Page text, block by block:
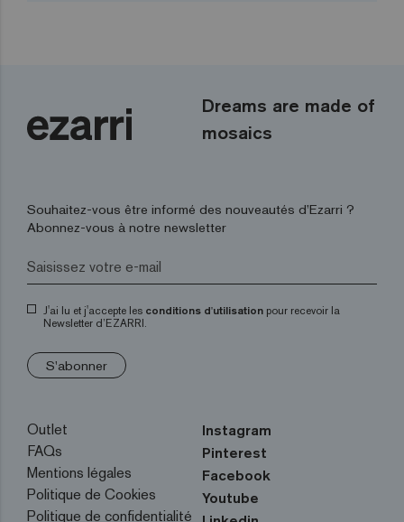
Dreams are made of
mosaics
Souhaitez-vous être informé des nouveautés d’Ezarri ?
Abonnez-vous à notre newsletter
J'ai lu et j'accepte les conditions d'utilisation pour recevoir la
Newsletter d’EZARRI.
S'abonner
Outlet
FAQs
Mentions légales
Politique de Cookies
Politique de confidentialité
Instagram
Pinterest
Facebook
Youtube